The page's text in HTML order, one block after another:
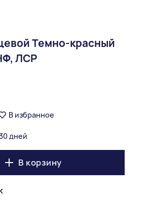
Темно-красный
ЛСР
В избранное
дней
В корзину